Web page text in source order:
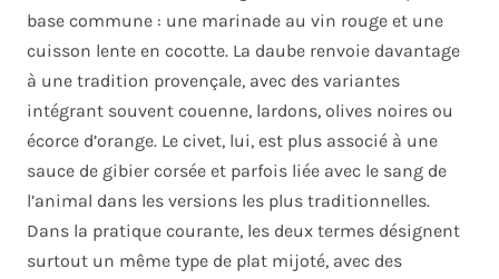
base commune : une marinade au vin rouge et une
cuisson lente en cocotte. La daube renvoie davantage
à une tradition provençale, avec des variantes
intégrant souvent couenne, lardons, olives noires ou
écorce d’orange. Le civet, lui, est plus associé à une
sauce de gibier corsée et parfois liée avec le sang de
l’animal dans les versions les plus traditionnelles.
Dans la pratique courante, les deux termes désignent
surtout un même type de plat mijoté, avec des